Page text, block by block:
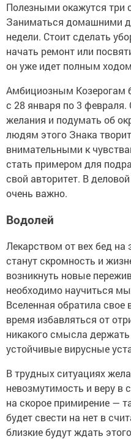
Полезными окажутся три
Заниматься домашними
недели. Стоит сделать
начать ремонт или
он уже идет полным
Амбициозным Козерогам
с 28 января по 3 февраля.
желания и подумать об
людям этого Знака
внимательными к
стать примером для
свой авторитет. В
очень важно.
Водолей
Лекарством от вех бед на
станут скромность и
возникнуть новые
необходимо научиться
Вселенная обратила
время избавляться от
никакого смысла
устойчивые вирусные
В трудных ситуациях
невозмутимость и веру в
на скорое примирение —
будет свести на нет в
близкие будут ждать